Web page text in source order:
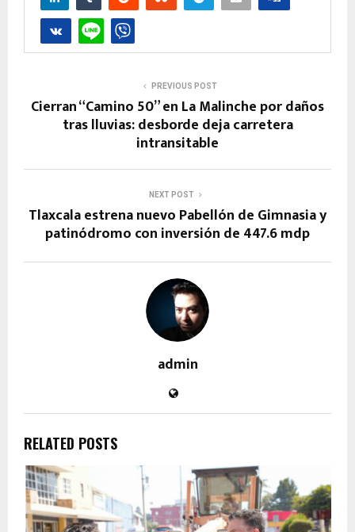
PREVIOUS POST
Cierran “Camino 50” en La Malinche por daños
tras lluvias: desborde deja carretera
intransitable
NEXT POST
Tlaxcala estrena nuevo Pabellón de Gimnasia y
patinódromo con inversión de 447.6 mdp
admin
RELATED POSTS